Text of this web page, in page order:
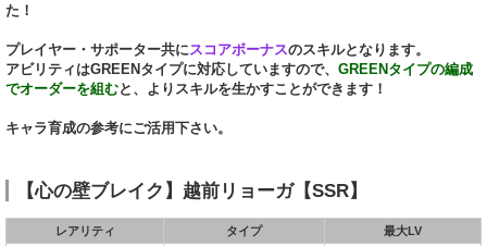
た！
プレイヤー・サポーター共に スコアボーナスのスキルとなります。
アビリティはGREENタイプに対応していますので、 GREENタイプの編成
でオーダーを組むと、よりスキルを生かすことができます！
キャラ育成の参考にご活用下さい。
【心の壁ブレイク】越前リョーガ【SSR】
レアリティ タイプ
最大LV